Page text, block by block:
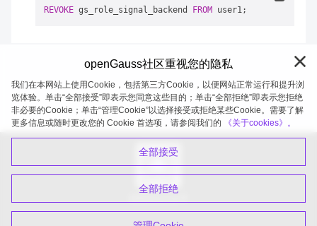
REVOKE gs_role_signal_backend FROM
openGauss 2026-08-06 20:27:41
openGauss社区重视您的隐私
我们在本网站上使用Cookie，包括第三方Cookie，以便网站正常运行和提升浏
览体验。单击“全部接受”即表示您同意这些目的；单击“全部拒绝”即表示您拒绝
非必要的Cookie；单击“管理Cookie”以选择接受或拒绝某些Cookie。需要了解
更多信息或随时更改您的 Cookie 首选项，请参阅我们的
《关于cookies》。
全部接受
全部拒绝